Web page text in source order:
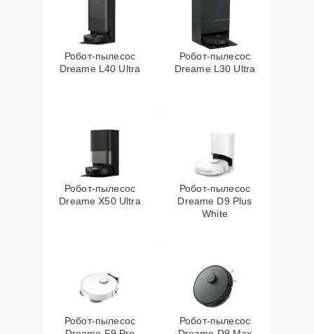
Робот-пылесос
Dreame L40 Ultra
Робот-пылесос
Dreame L30 Ultra
Робот-пылесос
Dreame X50 Ultra
Робот-пылесос
Dreame D9 Plus
White
Робот-пылесос
Робот-пылесос